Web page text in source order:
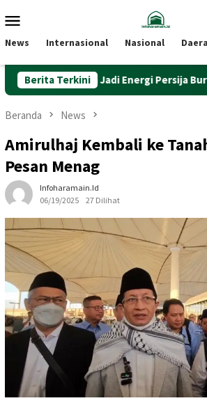
ke
Mobile
News Internasional Nasional
Berita Terkini
Jakarta Jadi Energi Persija Buru Gelar
Beranda News
Amirulhaj Kembali ke
Pesan Menag
Infoharamain.id
06/19/2025
27 Dilihat